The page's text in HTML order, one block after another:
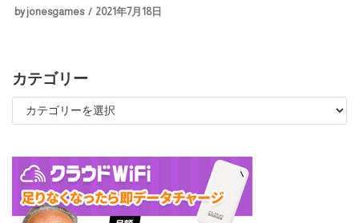
byjonesgames 2021年7月18日
カテゴリー